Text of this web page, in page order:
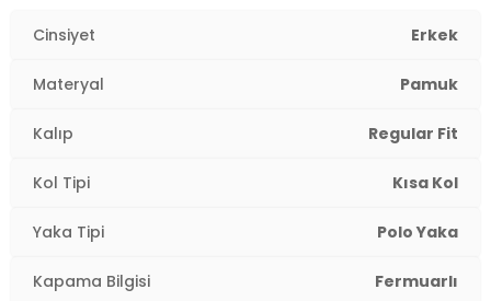
Cinsiyet Erkek
Materyal Pamuk
Kalıp Regular Fit
Kol Tipi Kısa Kol
Yaka Tipi Polo Yaka
Kapama Bilgisi Fermuarlı